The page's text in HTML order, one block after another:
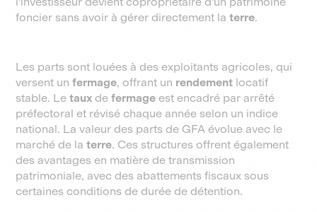
foncier sans avoir à gérer directement laterre.
Les parts sont louées à des exploitants agricoles, qui
versent unfermage, offrant un rendement locatif
stable. Letaux defermage est encadré par arrêté
préfectoral et révisé chaque année selon un indice
national. La valeur des parts de GFA évolue avec le
marché de laterre. Ces structures offrent également
des avantages en matière de transmission
patrimoniale, avec des abattements fiscaux sous
certaines conditions de durée de détention.